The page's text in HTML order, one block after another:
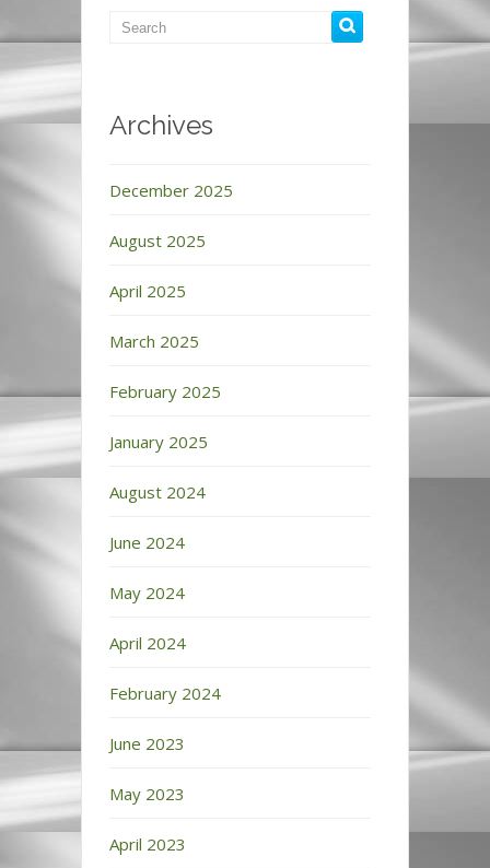
Archives
December 2025
August 2025
April 2025
March 2025
February 2025
January 2025
August 2024
June 2024
May 2024
April 2024
February 2024
June 2023
May 2023
April 2023